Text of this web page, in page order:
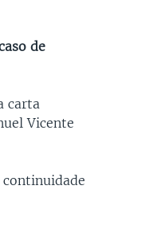
de
carta
Vicente
continuidade